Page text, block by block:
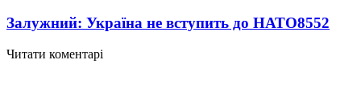
Залужний: Україна не вступить до НАТО8552
Читати коментарі